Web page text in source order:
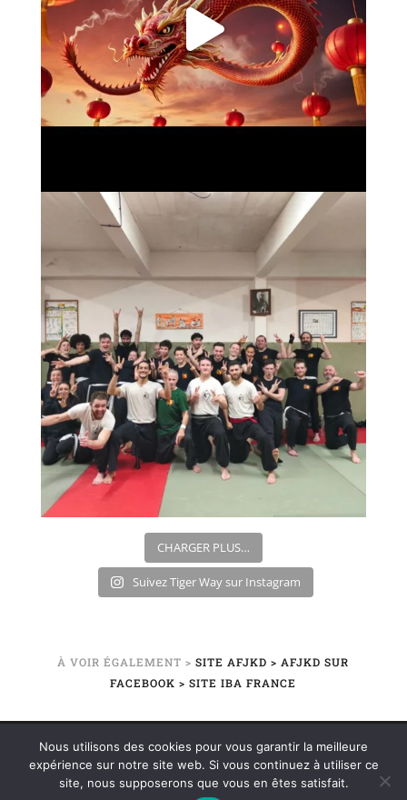
CHARGER PLUS…
Suivez Tiger Way sur Instagram
À VOIR ÉGALEMENT >SITE AFJKD> AFJKD SUR
FACEBOOK> SITE IBA FRANCE
©2020 TIGER WAY – ÉCOLE DE KUNG-FU / JEET-
KUNE-DO | PAYS-BASQUE – BÉARN | BAYONNE –
Nous utilisons des cookies pour vous garantir la meilleure
expérience sur notre site web. Si vous continuez à utiliser ce
site, nous supposerons que vous en êtes satisfait.